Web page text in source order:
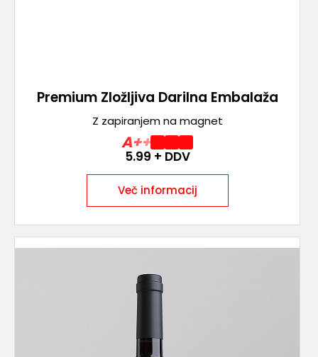
Premium Zložljiva Darilna Embalaža
Z zapiranjem na magnet
A++
5.99 + DDV
Več informacij